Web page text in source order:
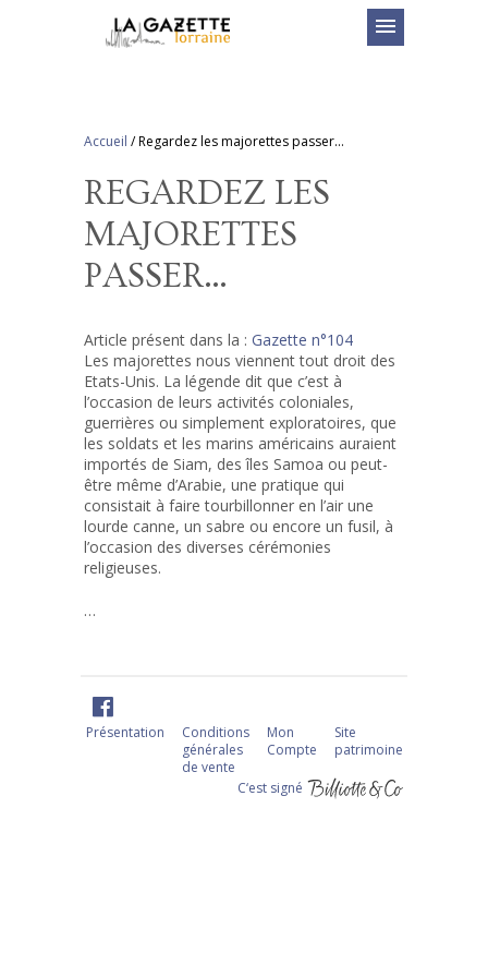
menu
Accueil /Regardez les majorettes passer…
REGARDEZ LES
MAJORETTES
PASSER…
Article présent dans la : Gazette n°104
Les majorettes nous viennent tout droit des
Etats-Unis. La légende dit que c’est à
l’occasion de leurs activités coloniales,
guerrières ou simplement exploratoires, que
les soldats et les marins américains auraient
importés de Siam, des îles Samoa ou peut-
être même d’Arabie, une pratique qui
consistait à faire tourbillonner en l’air une
lourde canne, un sabre ou encore un fusil, à
l’occasion des diverses cérémonies
religieuses.
…
Présentation
Conditions
générales
de vente
Mon
Compte
Site
patrimoine
C‘est signé